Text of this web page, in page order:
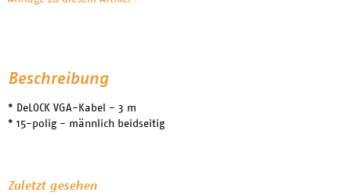
Beschreibung
* DeLOCK VGA-Kabel - 3 m
* 15-polig - männlich beidseitig
Zuletzt gesehen